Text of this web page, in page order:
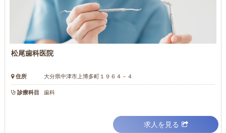
松尾歯科医院
住所 大分県中津市上博多町１９６４－４
診療科目 歯科
求人を見る